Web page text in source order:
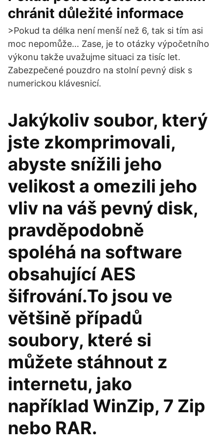
chránit důležité informace
>Pokud ta délka není menší než 6, tak si tím asi
moc nepomůže… Zase, je to otázky výpočetního
výkonu takže uvažujme situaci za tisíc let.
Zabezpečené pouzdro na stolní pevný disk s
numerickou klávesnicí.
Jakýkoliv soubor, který
jste zkomprimovali,
abyste snížili jeho
velikost a omezili jeho
vliv na váš pevný disk,
pravděpodobně
spoléhá na software
obsahující AES
šifrování.To jsou ve
většině případů
soubory, které si
můžete stáhnout z
internetu, jako
například WinZip, 7 Zip
nebo RAR.